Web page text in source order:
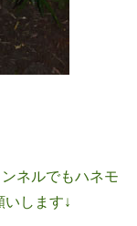
ネルでもハネモ
いします↓